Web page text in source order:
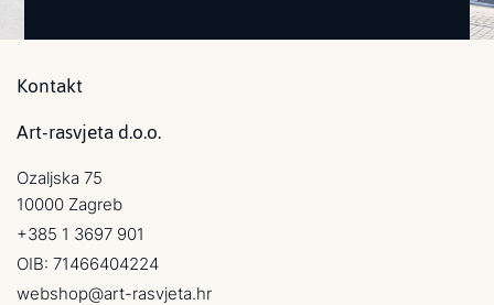
Kontakt
Art-rasvjeta d.o.o.
Ozaljska 75
10000 Zagreb
+385 1 3697 901
OIB: 71466404224
webshop@art-rasvjeta.hr